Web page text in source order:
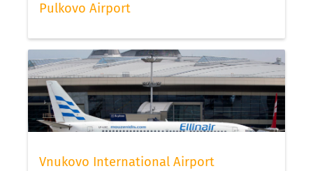
Pulkovo Airport
Vnukovo International Airport